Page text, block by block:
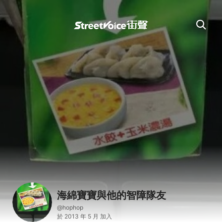
海綿寶寶與他的智障隊友
@hophop
於 2013 年 5 月 加入